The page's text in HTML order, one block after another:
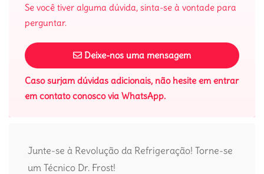
Se você tiver alguma dúvida, sinta-se à vontade para
perguntar.
Deixe-nos uma mensagem
Caso surjam dúvidas adicionais, não hesite em entrar
em contato conosco via WhatsApp.
Junte-se à Revolução da Refrigeração! Torne-se
um Técnico Dr. Frost!